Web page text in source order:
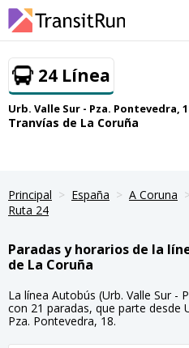
24 Línea
Urb. Valle Sur - Pza. Pontevedra,
Tranvías de La Coruña
Principal España A Coruna
Ruta 24
Paradas y horarios de la
de La Coruña
La línea Autobús (Urb. Valle Sur -
con 21 paradas, que parte desde
Pza. Pontevedra, 18.